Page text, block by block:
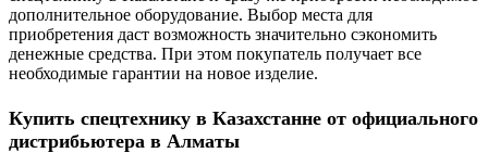
дополнительное оборудование. Выбор места для
приобретения даст возможность значительно сэкономить
денежные средства. При этом покупатель получает все
необходимые гарантии на новое изделие.
Купить спецтехнику в Казахстанне от официального
дистрибьютера в Алматы